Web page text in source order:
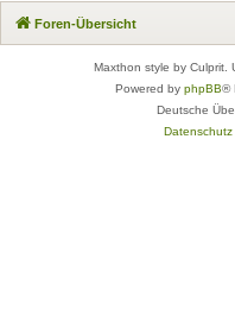
Foren-Übersicht
Maxthon style by Culprit.
Powered by phpBB®
Deutsche
Datenschutz